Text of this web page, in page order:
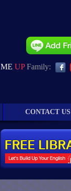
ME UPFamily:
CONTACT US